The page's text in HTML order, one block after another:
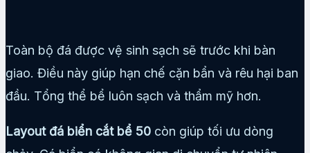
Toàn bộ đá được vệ sinh sạch sẽ trước khi bàn
giao. Điều này giúp hạn chế cặn bẩn và rêu hại ban
đầu. Tổng thể bể luôn sạch và thẩm mỹ hơn.
Layout đá biển cắt bể 50 còn giúp tối ưu dòng